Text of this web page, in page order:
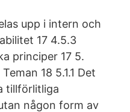
upp i intern och
17 4.5.3
principer 17 5.
18 5.1.1 Det
tillförlitliga
någon form av